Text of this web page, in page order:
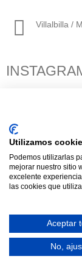
Villalbilla /
ENLACES
Contacta
Adopta un
Política de
ASCAN. © 2022.
como donación por
Utilizamos
Podemos utilizarlas
mejorar nuestro sitio
excelente
las cookies que
Aceptar
No,